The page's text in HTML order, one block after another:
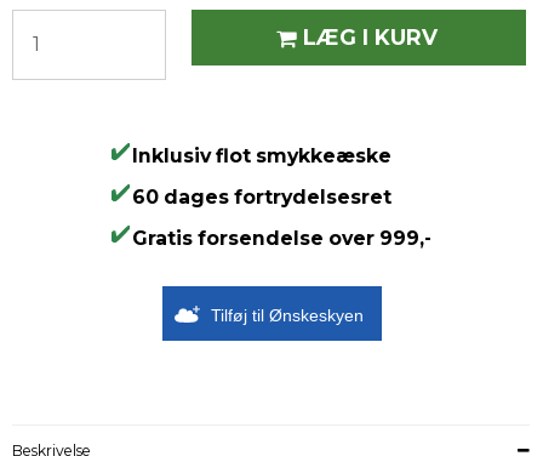
LÆG I KURV
Inklusiv flot smykkeæske
60 dages fortrydelsesret
Gratis forsendelse over 999,-
Tilføj til Ønskeskyen
Beskrivelse